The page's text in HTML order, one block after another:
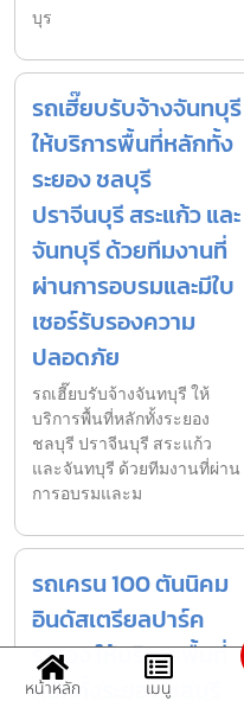
บุร
รถเฮี๊ยบรับจ้างจันทบุรี
ให้บริการพื้นที่หลักทั้ง
ระยอง ชลบุรี
ปราจีนบุรี สระแก้ว และ
จันทบุรี ด้วยทีมงานที่
ผ่านการอบรมและมีใบ
เซอร์รับรองความ
ปลอดภัย
รถเฮี๊ยบรับจ้างจันทบุรี ให้
บริการพื้นที่หลักทั้งระยอง
ชลบุรี ปราจีนบุรี สระแก้ว
และจันทบุรี ด้วยทีมงานที่ผ่าน
การอบรมและม
รถเครน 100 ตันนิคม
อินดัสเตรียลปาร์ค
ระยอง ให้บริการพื้นที่
หลักทั้งระยอง ชลบุรี
หน้าหลัก เมนู